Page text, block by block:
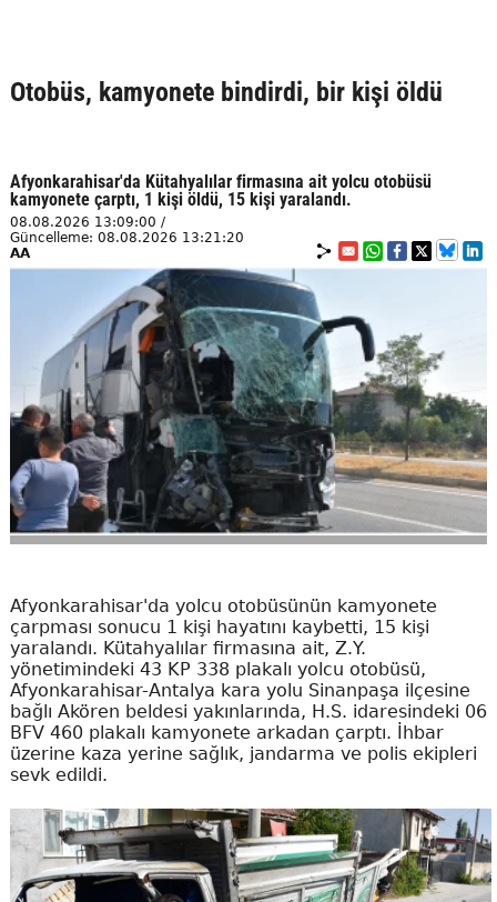
Otobüs, kamyonete bindirdi, bir kişi öldü
Afyonkarahisar'da Kütahyalılar firmasına ait yolcu otobüsü
kamyonete çarptı, 1 kişi öldü, 15 kişi yaralandı.
08.08.2026 13:09:00 /
Güncelleme: 08.08.2026 13:21:20
AA
Afyonkarahisar'da yolcu otobüsünün kamyonete
çarpması sonucu 1 kişi hayatını kaybetti, 15 kişi
yaralandı. Kütahyalılar firmasına ait, Z.Y.
yönetimindeki 43 KP 338 plakalı yolcu otobüsü,
Afyonkarahisar-Antalya kara yolu Sinanpaşa ilçesine
bağlı Akören beldesi yakınlarında, H.S. idaresindeki 06
BFV 460 plakalı kamyonete arkadan çarptı. İhbar
üzerine kaza yerine sağlık, jandarma ve polis ekipleri
sevk edildi.